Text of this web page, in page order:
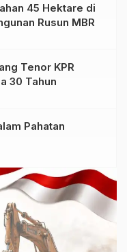
45 Hektare di
Rusun MBR
Tenor KPR
30 Tahun
Pahatan